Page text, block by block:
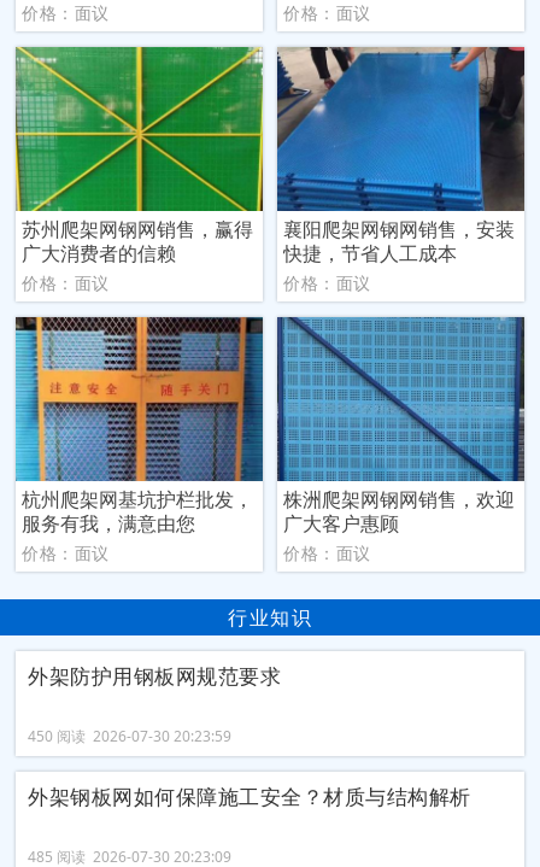
价格：面议 价格：面议
苏州爬架网钢网销售，赢得
广大消费者的信赖
价格：面议
襄阳爬架网钢网销售，安装
快捷，节省人工成本
价格：面议
杭州爬架网基坑护栏批发，
服务有我，满意由您
价格：面议
株洲爬架网钢网销售，欢迎
广大客户惠顾
价格：面议
行业知识
外架防护用钢板网规范要求
450 阅读 2026-07-30 20:23:59
外架钢板网如何保障施工安全？材质与结构解析
485 阅读 2026-07-30 20:23:09